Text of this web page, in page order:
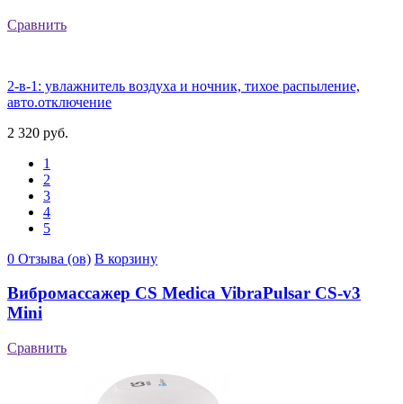
Сравнить
2-в-1: увлажнитель воздуха и ночник, тихое распыление,
авто.отключение
2 320 руб.
1
2
3
4
5
0 Отзыва (ов) В корзину
Вибромассажер CS Medica VibraPulsar CS-v3
Mini
Сравнить